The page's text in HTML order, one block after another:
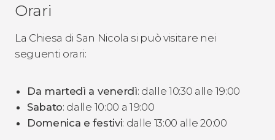
Orari
La Chiesa di San Nicola si può visitare nei
seguenti orari:
Da martedì a venerdì: dalle 10:30 alle 19:00
Sabato: dalle 10:00 a 19:00
Domenica e festivi: dalle 13:00 alle 20:00